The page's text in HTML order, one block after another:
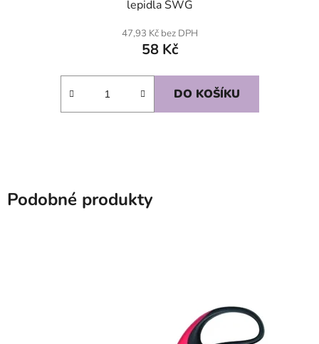
lepidla SWG
47,93 Kč bez DPH
58 Kč
DO KOŠÍKU
Podobné produkty